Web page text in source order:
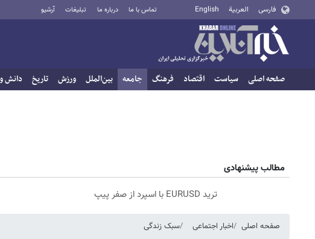
فارسی العربية English تماس با ما درباره ما تبلیغات آرشیو
صفحه اصلی سیاست اقتصاد فرهنگ جامعه بین‌الملل ورزش تاریخ دانش
مطالب پیشنهادی
ترید EURUSD با اسپرد از صفر پیپ
صفحه اصلی اخبار اجتماعی سبک زندگی